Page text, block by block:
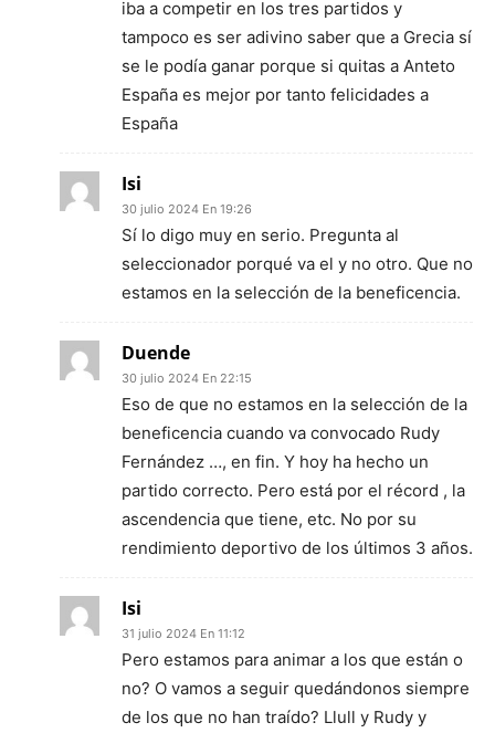
iba a competir en los tres partidos y
tampoco es ser adivino saber que a Grecia sí
se le podía ganar porque si quitas a Anteto
España es mejor por tanto felicidades a
España
Isi
30 julio 2024 En 19:26
Sí lo digo muy en serio. Pregunta al
seleccionador porqué va el y no otro. Que no
estamos en la selección de la beneficencia.
Duende
30 julio 2024 En 22:15
Eso de que no estamos en la selección de la
beneficencia cuando va convocado Rudy
Fernández …, en fin. Y hoy ha hecho un
partido correcto. Pero está por el récord , la
ascendencia que tiene, etc. No por su
rendimiento deportivo de los últimos 3 años.
Isi
31 julio 2024 En 11:12
Pero estamos para animar a los que están o
no? O vamos a seguir quedándonos siempre
de los que no han traído? Llull y Rudy y